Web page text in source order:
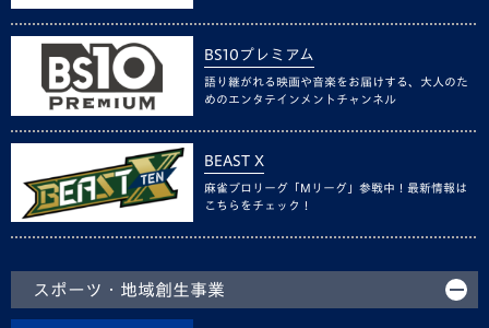
BS10プレミアム
語り継がれる映画や音楽をお届けする、大人のた
めのエンタテインメントチャンネル
BEAST X
麻雀プロリーグ「Mリーグ」参戦中！最新情報は
こちらをチェック！
スポーツ・地域創生事業